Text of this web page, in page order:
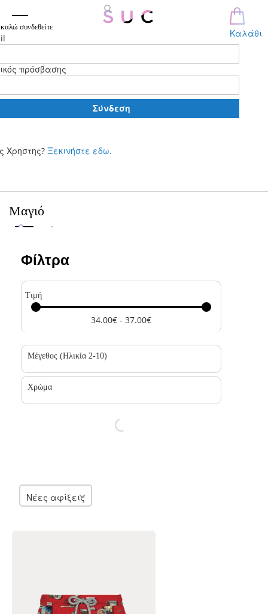
Καλάθι
συνδεθείτε
πρόσβασης
Σύνδεση
Χρηστης? Ξεκινήστε εδω.
περιεχόμενο
Μαγιό
Νέες αφίξεις
Φίλτρα
Φίλτρα
Τιμή
34.00€ - 37.00€
Μέγεθος (Ηλικία 2-10)
Χρώμα